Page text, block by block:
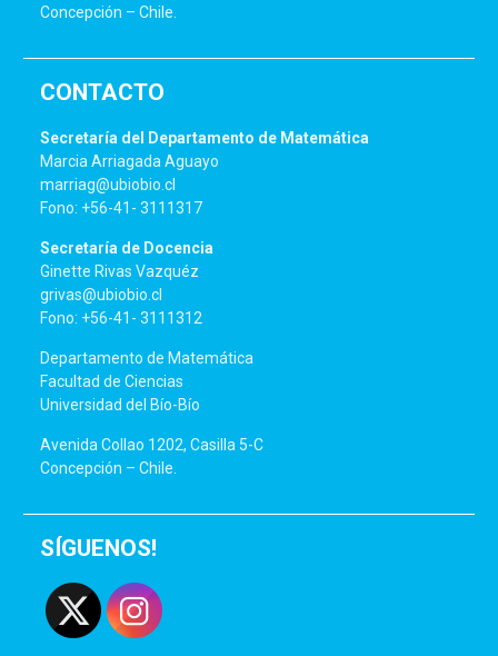
Concepción – Chile.
CONTACTO
Secretaría del Departamento de Matemática
Marcia Arriagada Aguayo
marriag@ubiobio.cl
Fono: +56-41- 3111317
Secretaría de Docencia
Ginette Rivas Vazquéz
grivas@ubiobio.cl
Fono: +56-41- 3111312
Departamento de Matemática
Facultad de Ciencias
Universidad del Bío-Bío
Avenida Collao 1202, Casilla 5-C
Concepción – Chile.
SÍGUENOS!